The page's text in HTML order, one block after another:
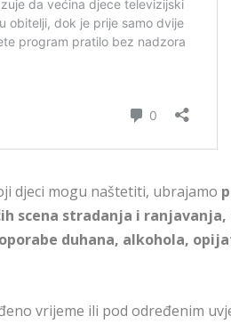
djeci mogu naštetiti, ubrajamo
scena stradanja i ranjavanja,
duhana, alkohola,
vrijeme ili pod određenim